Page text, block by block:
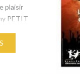
plaisir
PETIT
son
Une